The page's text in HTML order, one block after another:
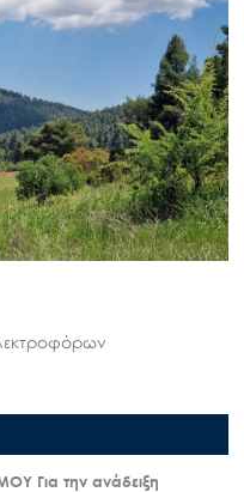
Για την ανάδειξη